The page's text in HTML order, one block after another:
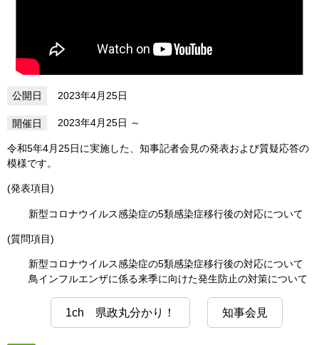
2023年4月25日
2023年4月25日
令和5年4月25日に実施した、知事記者会見の発表および質疑応答の
模様です。
(発表項目)
新型コロナウイルス感染症の5類感染症移行後の対応について
(質問項目)
新型コロナウイルス感染症の5類感染症移行後の対応について
鳥インフルエンザに係る来季に向けた発生防止の対策について
1ch 県政丸分かり！ 知事会見